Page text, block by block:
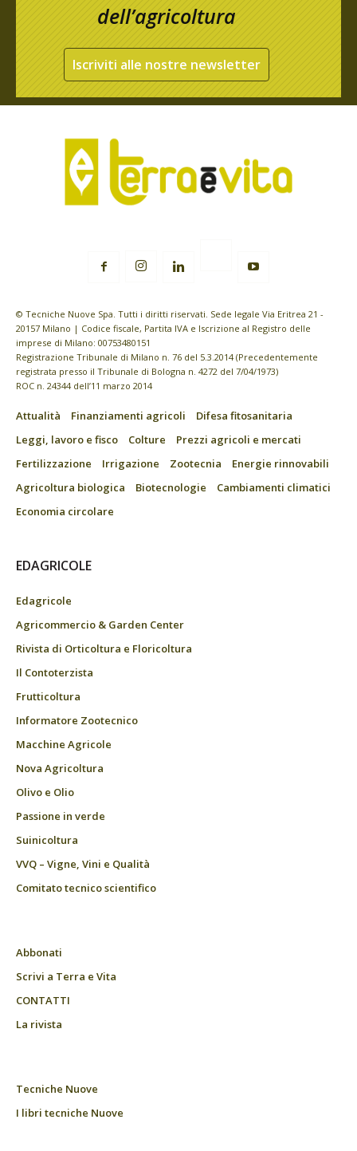
dell’agricoltura
Iscriviti alle nostre newsletter
© Tecniche Nuove Spa. Tutti i diritti riservati. Sede legale Via Eritrea 21 -
20157 Milano | Codice fiscale, Partita IVA e Iscrizione al Registro delle
imprese di Milano: 00753480151
Registrazione Tribunale di Milano n. 76 del 5.3.2014 (Precedentemente
registrata presso il Tribunale di Bologna n. 4272 del 7/04/1973)
ROC n. 24344 dell’11 marzo 2014
Attualità Finanziamenti agricoli
Difesa fitosanitaria
Leggi, lavoro e fisco
Colture
Prezzi agricoli e mercati
Fertilizzazione
Irrigazione Zootecnia
Energie rinnovabili
Agricoltura biologica
Biotecnologie
Cambiamenti climatici
Economia circolare
EDAGRICOLE
Edagricole
Agricommercio & Garden Center
Rivista di Orticoltura e Floricoltura
Il Contoterzista
Frutticoltura
Informatore Zootecnico
Macchine Agricole
Nova Agricoltura
Olivo e Olio
Passione in verde
Suinicoltura
VVQ – Vigne, Vini e Qualità
Comitato tecnico scientifico
Abbonati
Scrivi a Terra e Vita
CONTATTI
La rivista
Tecniche Nuove
I libri tecniche Nuove